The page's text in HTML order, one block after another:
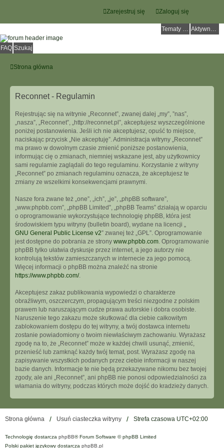
Zaloguj się
Zarejestruj się
Tematy bez odpowiedzi Aktywne tematy
FAQ Szukaj
Strona główna
Reconnet - Regulamin
Rejestrując się na witrynie „Reconnet”, zwanej dalej „my”, ”nas”,
„nasza”, „Reconnet”, „http://reconnet.pl”, akceptujesz wyszczególnione
poniżej postanowienia. Jeśli ich nie akceptujesz, opuść to miejsce,
naciskając przycisk „Nie akceptuję”. Administracja witryny „Reconnet”
ma prawo w dowolnym czasie zmienić poniższe postanowienia,
informując cię o zmianach, niemniej wskazane jest, aby użytkownicy
sami regularnie zaglądali do tego regulaminu. Korzystanie z witryny
„Reconnet” po zmianach regulaminu oznacza, że akceptujesz te
zmiany ze wszelkimi konsekwencjami prawnymi.
Nasze fora zwane też „one”, „ich”, „je”, „phpBB software”,
„www.phpbb.com”, „phpBB Limited”, „phpBB Teams” działają w oparciu
o oprogramowanie wykorzystujące technologię phpBB, która jest
środowiskiem typu witryny (bulletin board), wydane na licencji „
GNU General Public License v2” zwanej też „GPL”. Oprogramowanie
jest dostępne do pobrania ze strony www.phpbb.com. Oprogramowanie
phpBB tylko ułatwia dyskusje przez internet, a jego autorzy nie
kontrolują tekstów zamieszczanych w internecie za jego pomocą.
Więcej informacji o phpBB można znaleźć na stronie
https://www.phpbb.com/.
Akceptujesz zakaz publikowania wypowiedzi o charakterze
obraźliwym, oszczerczym, propagującym treści niezgodne z polskim
prawem lub naruszającym cudze prawa autorskie i dobra osobiste.
Naruszenie tego zakazu może skutkować dla ciebie całkowitym
zablokowaniem dostępu do tej witryny, a twój dostawca internetu
zostanie powiadomiony o twoim niewłaściwym zachowaniu. Wyrażasz
zgodę na to, że „Reconnet” może w każdej chwili usunąć, zmienić,
przenieść lub zamknąć każdy twój temat, post. Wyrażasz zgodę na
zapisywanie wszystkich podanych przez ciebie informacji w naszej
bazie danych. Informacje te nie będą przekazywane nikomu bez twojej
zgody, ale ani „Reconnet”, ani phpBB nie ponosi odpowiedzialności za
włamania do witryny, podczas których może dojść do kradzieży danych.
Strona główna Usuń ciasteczka witryny Strefa czasowa UTC+02:00
Technologię dostarcza phpBB® Forum Software © phpBB Limited
Polski pakiet językowy dostarcza phpBB.pl